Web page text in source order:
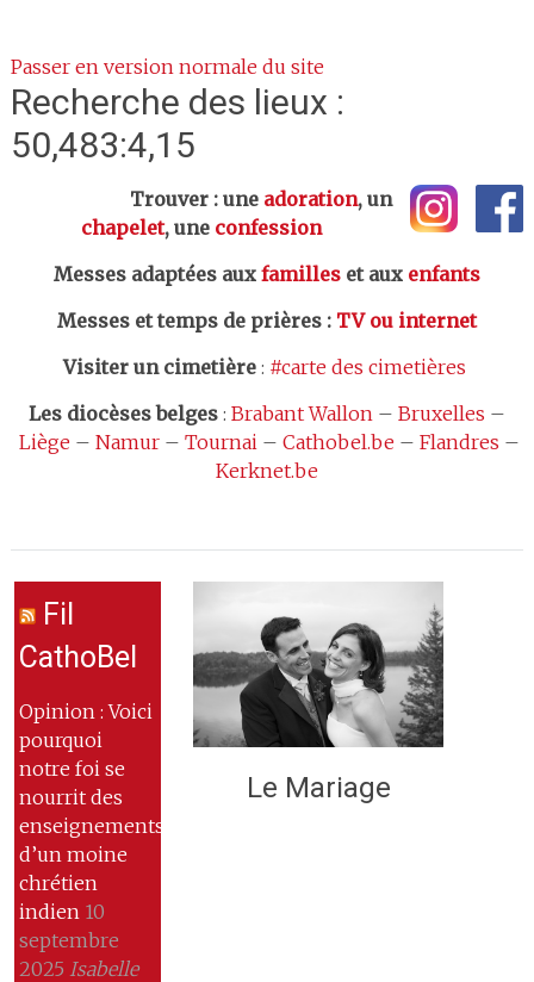
Passer en version normale du site
Recherche des lieux :
50,483:4,15
Trouver : une adoration, un
chapelet, une confession
Messes adaptées aux familleset aux enfants
Messes et temps de prières: TV ou internet
Visiter un cimetière: #carte des cimetières
Les diocèses belges: Brabant Wallon– Bruxelles –
Liège – Namur– Tournai– Cathobel.be – Flandres –
Kerknet.be
Fil
CathoBel
Opinion : Voici
pourquoi
notre foi se
nourrit des
enseignements
d’un moine
chrétien
indien 10
septembre
2025 Isabelle
Le Mariage